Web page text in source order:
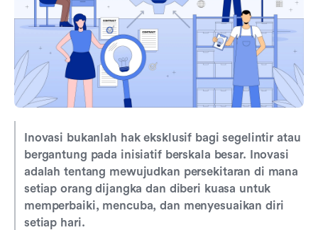
Inovasi bukanlah hak eksklusif bagi segelintir atau
bergantung pada inisiatif berskala besar. Inovasi
adalah tentang mewujudkan persekitaran di mana
setiap orang dijangka dan diberi kuasa untuk
memperbaiki, mencuba, dan menyesuaikan diri
setiap hari.